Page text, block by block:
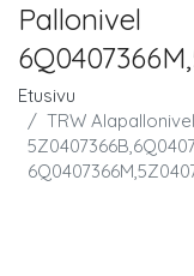
Pallonivel
Etusivu
TRW